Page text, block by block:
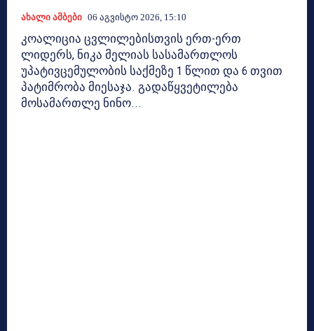
Ახალი Ამბები 06 Აგვისტო 2026, 15:10
კოალიცია ცვლილებისთვის ერთ-ერთ
ლიდერს, ნიკა მელიას სასამართლოს
უპატივცემულობის საქმეზე 1 წლით და 6 თვით
პატიმრობა მიესაჯა. გადაწყვეტილება
მოსამართლე ნინო...